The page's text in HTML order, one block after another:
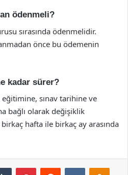
ödenmeli?
sırasında ödenmelidir.
önce bu ödemenin
kadar sürer?
sınav tarihine ve
bağlı olarak değişiklik
hafta ile birkaç ay arasında
Tumblr PinterestReddit VKontakte